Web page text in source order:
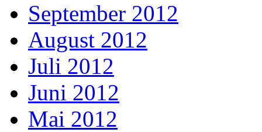
September 2012
August 2012
Juli 2012
Juni 2012
Mai 2012